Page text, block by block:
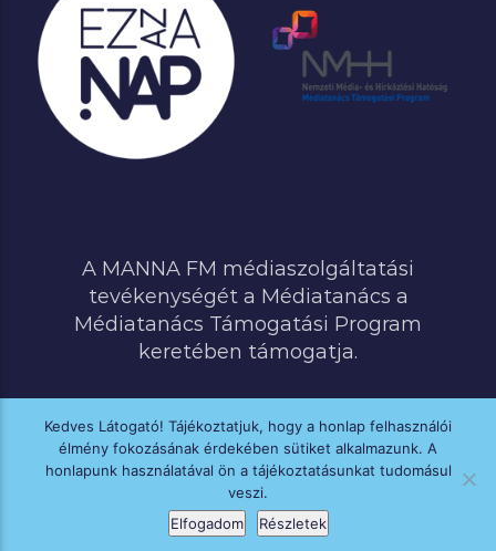
A MANNA FM médiaszolgáltatási
tevékenységét a Médiatanács a
Médiatanács Támogatási Program
keretében támogatja.
MINDEN JOG FENNTARTVA © 2020 MANNA FM
Kedves Látogató! Tájékoztatjuk, hogy a honlap felhasználói
élmény fokozásának érdekében sütiket alkalmazunk. A
honlapunk használatával ön a tájékoztatásunkat tudomásul
veszi.
Elfogadom
Részletek